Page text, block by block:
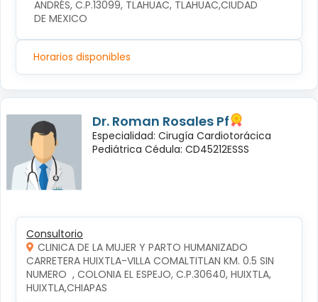
ANDRÉS, C.P.13099, TLAHUAC, TLAHUAC,CIUDAD
DE MEXICO
Horarios disponibles
Dr. Roman Rosales Pf
Especialidad: Cirugía Cardiotorácica
Pediátrica Cédula: CD45212ESSS
Consultorio
CLINICA DE LA MUJER Y PARTO HUMANIZADO
CARRETERA HUIXTLA-VILLA COMALTITLAN KM. 0.5 SIN
NUMERO  , COLONIA EL ESPEJO, C.P.30640, HUIXTLA,
HUIXTLA,CHIAPAS